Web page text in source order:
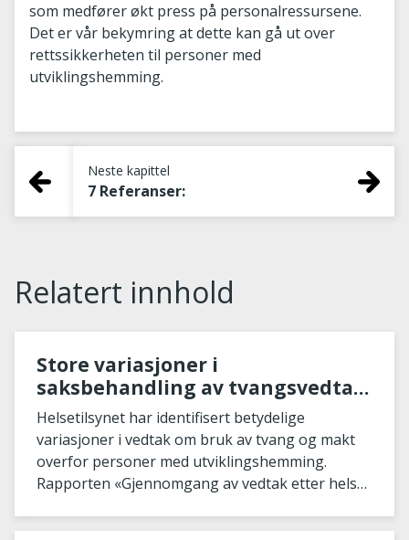
som medfører økt press på personalressursene.
Det er vår bekymring at dette kan gå ut over
rettssikkerheten til personer med
utviklingshemming.
Neste kapittel
7 Referanser:
Relatert innhold
Store variasjoner i
saksbehandling av tvangsvedtak
for utviklingshemmede
Helsetilsynet har identifisert betydelige
variasjoner i vedtak om bruk av tvang og makt
overfor personer med utviklingshemming.
Rapporten «Gjennomgang av vedtak etter helse-